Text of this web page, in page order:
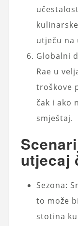
utječu na
Globalni
Rae u
troškove
čak i ako
smještaj.
utjecaj
Sezona:
to može
stotina